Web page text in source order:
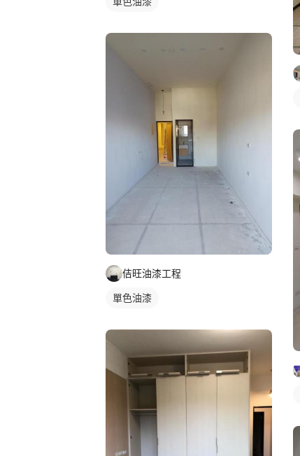
佶旺油漆工程
單色油漆